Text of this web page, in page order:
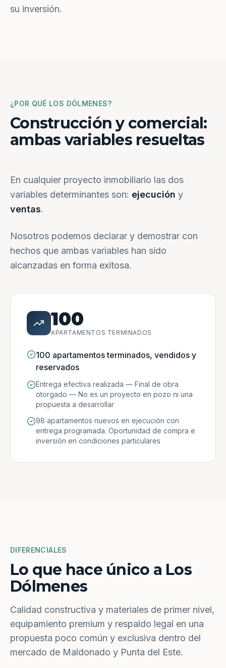
su inversión.
¿POR QUÉ LOS DÓLMENES?
Construcción y comercial:
ambas variables resueltas
En cualquier proyecto inmobiliario las dos
variables determinantes son: ejecución y
ventas.
Nosotros podemos declarar y demostrar con
hechos que ambas variables han sido
alcanzadas en forma exitosa.
100
APARTAMENTOS TERMINADOS
100 apartamentos terminados, vendidos y
reservados
Entrega efectiva realizada — Final de obra
otorgado — No es un proyecto en pozo ni una
propuesta a desarrollar
98 apartamentos nuevos en ejecución con
entrega programada. Oportunidad de compra e
inversión en condiciones particulares
DIFERENCIALES
Lo que hace único a Los
Dólmenes
Calidad constructiva y materiales de primer nivel,
equipamiento premium y respaldo legal en una
propuesta poco común y exclusiva dentro del
mercado de Maldonado y Punta del Este.